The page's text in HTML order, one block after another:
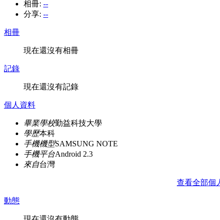
相冊: --
分享: --
相冊
現在還沒有相冊
記錄
現在還沒有記錄
個人資料
畢業學校勤益科技大學
學歷本科
手機機型SAMSUNG NOTE
手機平台Android 2.3
來自台灣
查看全部個
動態